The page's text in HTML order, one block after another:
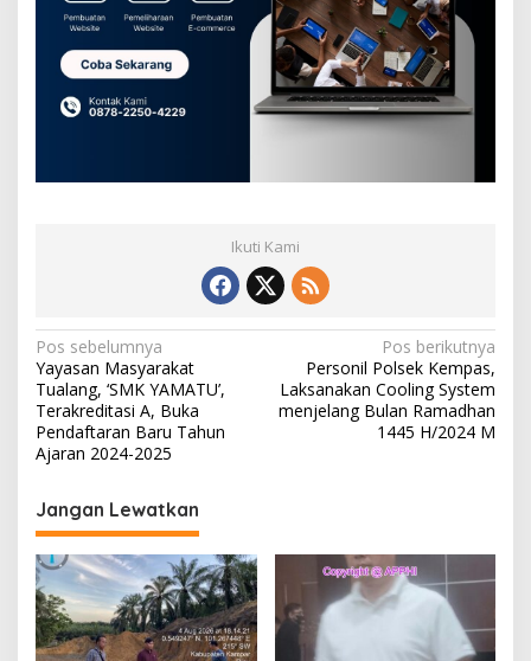
Ikuti Kami
N
a
v
i
a
s
i
p
o
Pos sebelumnya
Yayasan Masyarakat
Tualang, ‘SMK YAMATU’,
Terakreditasi A, Buka
Pendaftaran Baru Tahun
Ajaran 2024-2025
Pos berikutnya
Personil Polsek Kempas,
Laksanakan Cooling System
menjelang Bulan Ramadhan
1445 H/2024 M
Jangan Lewatkan